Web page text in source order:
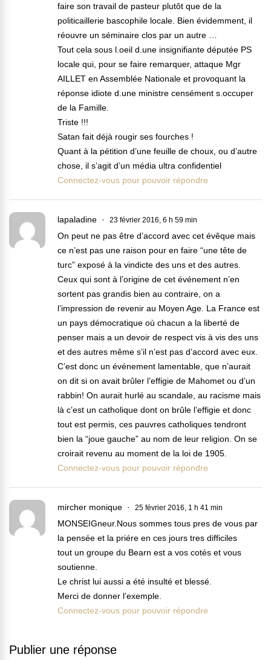
faire son travail de pasteur plutôt que de la
politicaillerie bascophile locale. Bien évidemment, il
réouvre un séminaire clos par un autre …
Tout cela sous l.oeil d.une insignifiante députée PS
locale qui, pour se faire remarquer, attaque Mgr
AILLET en Assemblée Nationale et provoquant la
réponse idiote d.une ministre censément s.occuper
de la Famille.
Triste !!!
Satan fait déjà rougir ses fourches !
Quant à la pétition d’une feuille de choux, ou d’autre
chose, il s’agit d’un média ultra confidentiel
Connectez-vous pour pouvoir répondre
lapaladine 23 février 2016, 6 h 59 min
On peut ne pas être d’accord avec cet évêque mais
ce n’est pas une raison pour en faire “une tête de
turc” exposé à la vindicte des uns et des autres.
Ceux qui sont à l’origine de cet événement n’en
sortent pas grandis bien au contraire, on a
l’impression de revenir au Moyen Age. La France est
un pays démocratique où chacun a la liberté de
penser mais a un devoir de respect vis à vis des uns
et des autres même s’il n’est pas d’accord avec eux.
C’est donc un événement lamentable, que n’aurait
on dit si on avait brûler l’effigie de Mahomet ou d’un
rabbin! On aurait hurlé au scandale, au racisme mais
là c’est un catholique dont on brûle l’effigie et donc
tout est permis, ces pauvres catholiques tendront
bien la “joue gauche” au nom de leur religion. On se
croirait revenu au moment de la loi de 1905.
Connectez-vous pour pouvoir répondre
mircher monique 25 février 2016, 1 h 41 min
MONSEIGneur.Nous sommes tous pres de vous par
la pensée et la priére en ces jours tres difficiles
tout un groupe du Bearn est a vos cotés et vous
soutienne.
Le christ lui aussi a été insulté et blessé.
Merci de donner l’exemple.
Connectez-vous pour pouvoir répondre
Publier une réponse